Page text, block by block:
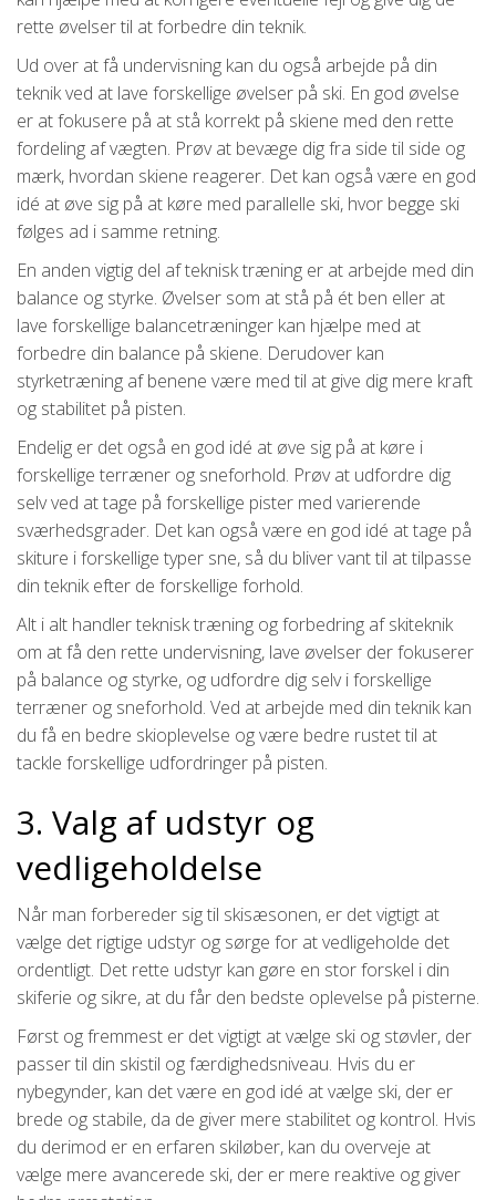
rette øvelser til at forbedre din teknik.
Ud over at få undervisning kan du også arbejde på din
teknik ved at lave forskellige øvelser på ski. En god øvelse
er at fokusere på at stå korrekt på skiene med den rette
fordeling af vægten. Prøv at bevæge dig fra side til side og
mærk, hvordan skiene reagerer. Det kan også være en god
idé at øve sig på at køre med parallelle ski, hvor begge ski
følges ad i samme retning.
En anden vigtig del af teknisk træning er at arbejde med din
balance og styrke. Øvelser som at stå på ét ben eller at
lave forskellige balancetræninger kan hjælpe med at
forbedre din balance på skiene. Derudover kan
styrketræning af benene være med til at give dig mere kraft
og stabilitet på pisten.
Endelig er det også en god idé at øve sig på at køre i
forskellige terræner og sneforhold. Prøv at udfordre dig
selv ved at tage på forskellige pister med varierende
sværhedsgrader. Det kan også være en god idé at tage på
skiture i forskellige typer sne, så du bliver vant til at tilpasse
din teknik efter de forskellige forhold.
Alt i alt handler teknisk træning og forbedring af skiteknik
om at få den rette undervisning, lave øvelser der fokuserer
på balance og styrke, og udfordre dig selv i forskellige
terræner og sneforhold. Ved at arbejde med din teknik kan
du få en bedre skioplevelse og være bedre rustet til at
tackle forskellige udfordringer på pisten.
3. Valg af udstyr og
vedligeholdelse
Når man forbereder sig til skisæsonen, er det vigtigt at
vælge det rigtige udstyr og sørge for at vedligeholde det
ordentligt. Det rette udstyr kan gøre en stor forskel i din
skiferie og sikre, at du får den bedste oplevelse på pisterne.
Først og fremmest er det vigtigt at vælge ski og støvler, der
passer til din skistil og færdighedsniveau. Hvis du er
nybegynder, kan det være en god idé at vælge ski, der er
brede og stabile, da de giver mere stabilitet og kontrol. Hvis
du derimod er en erfaren skiløber, kan du overveje at
vælge mere avancerede ski, der er mere reaktive og giver